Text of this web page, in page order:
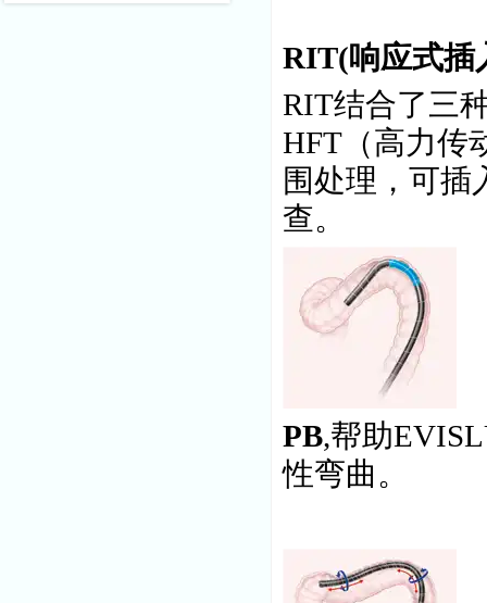
RIT(响应式插
RIT结合了三
HFT（高力传
围处理，可插
查。
PB,帮助
性弯曲。